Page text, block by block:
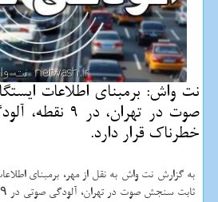
نت واش: برمبنای اطلاعات
صوت در تهران،
خطرناك قرار دارد.
به گزارش نت واش به نقل از مهر، برمبنای